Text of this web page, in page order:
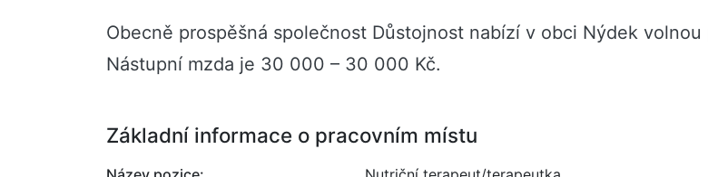
Obecně prospěšná společnost Důstojnost nabízí v obci Nýdek
Nástupní mzda je 30 000 – 30 000 Kč.
Základní informace o pracovním místu